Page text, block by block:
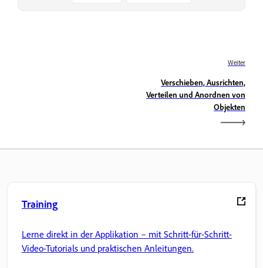
Weiter
Verschieben, Ausrichten,
Verteilen und Anordnen von
Objekten
Training
Lerne direkt in der Applikation – mit Schritt-für-Schritt-
Video-Tutorials und praktischen Anleitungen.